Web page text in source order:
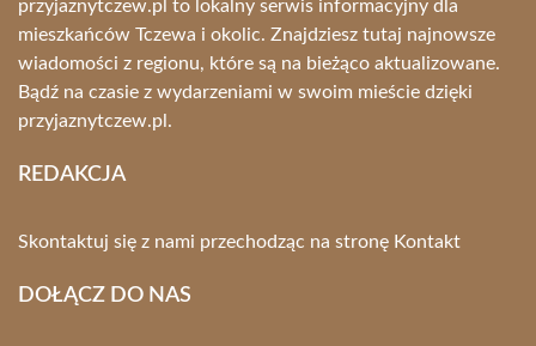
przyjaznytczew.pl to lokalny serwis informacyjny dla
mieszkańców Tczewa i okolic. Znajdziesz tutaj najnowsze
wiadomości z regionu, które są na bieżąco aktualizowane.
Bądź na czasie z wydarzeniami w swoim mieście dzięki
przyjaznytczew.pl.
REDAKCJA
Skontaktuj się z nami przechodząc na stronę Kontakt
DOŁĄCZ DO NAS